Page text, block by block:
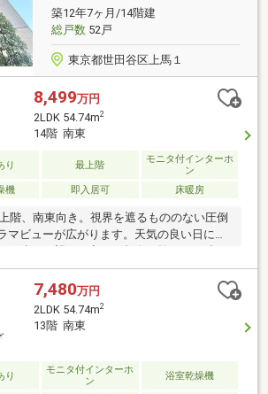
谷区立旭小学校：約500m・上馬二丁目公
築12年7ヶ月/14階建
総戸数52戸
東京都世田谷区上馬１
8,499万円
2LDK 54.74m2
14階 南東
り 最上階
モニタ付インターホ
ン
機
即入居可 床暖房
階、南東向き。視界を遮るもののない圧倒
マビューが広がります。天気の良い日には
贅沢な住空間です。◆丸紅旧分譲「グラン
シリーズ。高級感漂う意匠壁や照明、バル
器タイル敷設など、細部までこだわり抜い
ションが施され、新築時以上の輝きを放っ
◆三軒茶屋駅・駒沢大学駅の2駅が徒歩圏
お洒落なカフェ巡り、日常は活気ある商店
ーでの買い出しと、世田谷の人気エリアを
できる立地が魅力です。◆大切な家族であ
7,480万円
2LDK 54.74m2
13階 南東
り
モニタ付インターホ
ン
浴室乾燥機